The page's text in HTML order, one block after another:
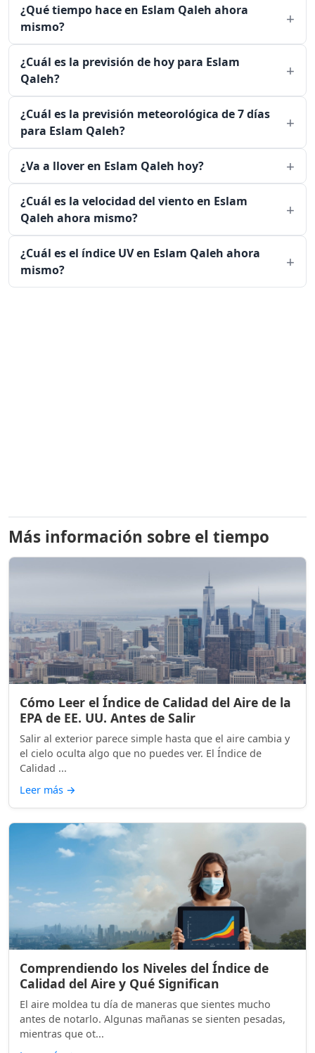
¿Qué tiempo hace en Eslam Qaleh ahora
mismo?
¿Cuál es la previsión de hoy para Eslam
Qaleh?
¿Cuál es la previsión meteorológica de 7 días
para Eslam Qaleh?
¿Va a llover en Eslam Qaleh hoy?
¿Cuál es la velocidad del viento en Eslam
Qaleh ahora mismo?
¿Cuál es el índice UV en Eslam Qaleh ahora
mismo?
Más información sobre el tiempo
Cómo Leer el Índice de Calidad del Aire de la
EPA de EE. UU. Antes de Salir
Salir al exterior parece simple hasta que el aire cambia y
el cielo oculta algo que no puedes ver. El Índice de
Calidad ...
Leer más →
Comprendiendo los Niveles del Índice de
Calidad del Aire y Qué Significan
El aire moldea tu día de maneras que sientes mucho
antes de notarlo. Algunas mañanas se sienten pesadas,
mientras que ot...